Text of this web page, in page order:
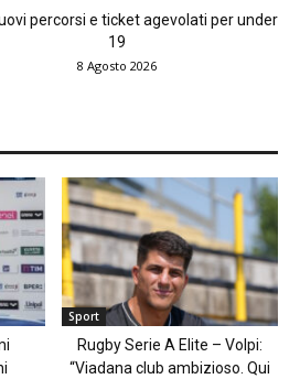
percorsi e ticket agevolati per under
19
8 Agosto 2026
Sport
Rugby Serie A Elite – Volpi:
“Viadana club ambizioso. Qui